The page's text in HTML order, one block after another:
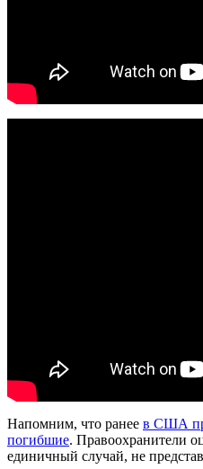
Напомним, что ранее в США
погибшие. Правоохранители
единичный случай, не